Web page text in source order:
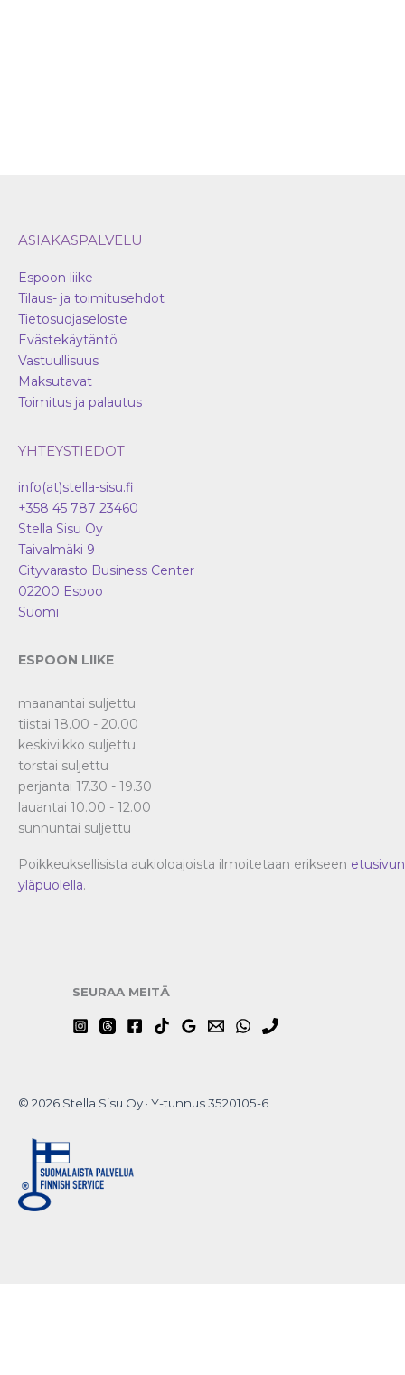
ASIAKASPALVELU
Espoon liike
Tilaus- ja toimitusehdot
Tietosuojaseloste
Evästekäytäntö
Vastuullisuus
Maksutavat
Toimitus ja palautus
YHTEYSTIEDOT
info(at)stella-sisu.fi
+358 45 787 23460
Stella Sisu Oy
Taivalmäki 9
Cityvarasto Business Center
02200 Espoo
Suomi
ESPOON LIIKE
maanantai suljettu
tiistai 18.00 - 20.00
keskiviikko suljettu
torstai suljettu
perjantai 17.30 - 19.30
lauantai 10.00 - 12.00
sunnuntai suljettu
Poikkeuksellisista aukioloajoista ilmoitetaan erikseen etusivun
yläpuolella.
SEURAA MEITÄ
© 2026 Stella Sisu Oy · Y-tunnus 3520105-6